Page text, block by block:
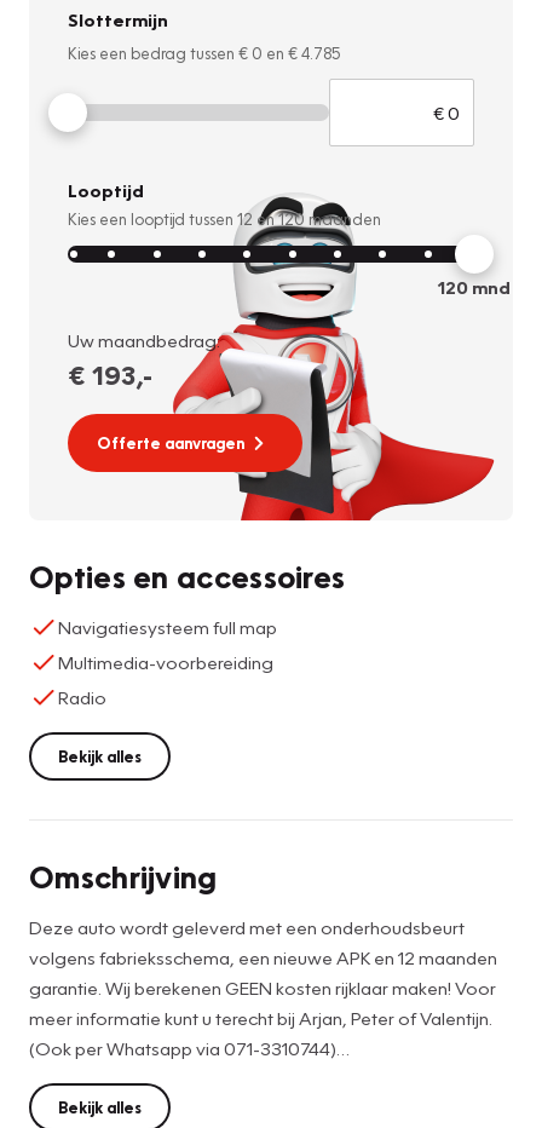
Slottermijn
Kies een bedrag tussen € 0 en € 4.785
Looptijd
Kies een looptijd tussen 12 en120 maanden
120mnd
Uw maandbedrag:
€ 193,-
Offerte aanvragen
Opties en accessoires
Navigatiesysteem full map
Multimedia-voorbereiding
Radio
Bekijk alles
Omschrijving
Deze auto wordt geleverd met een onderhoudsbeurt
volgens fabrieksschema, een nieuwe APK en 12 maanden
garantie. Wij berekenen GEEN kosten rijklaar maken! Voor
meer informatie kunt u terecht bij Arjan, Peter of Valentijn.
(Ook per Whatsapp via 071-3310744)
Wij trachten de advertentie met zoveel mogelijk zorg
samen te stellen. Aan deze advertentie kunnen geen
Bekijk alles